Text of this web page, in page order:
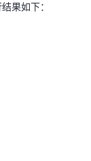
果如下：